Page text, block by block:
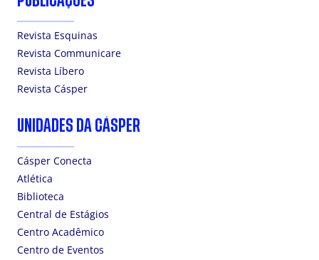
Revista Esquinas
Revista Communicare
Revista Líbero
Revista Cásper
UNIDADES DA CÁSPER
Cásper Conecta
Atlética
Biblioteca
Central de Estágios
Centro Acadêmico
Centro de Eventos